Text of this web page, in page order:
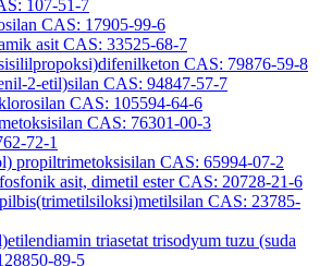
107-51-7
CAS: 17905-99-6
asit CAS: 33525-68-7
CAS: 79876-59-8
2-etil)silan CAS: 94847-57-7
CAS: 105594-64-6
CAS: 76301-00-3
72-1
propiltrimetoksisilan CAS: 65994-07-2
asit, dimetil ester CAS: 20728-21-6
CAS: 23785-
triasetat trisodyum tuzu (suda
89-5